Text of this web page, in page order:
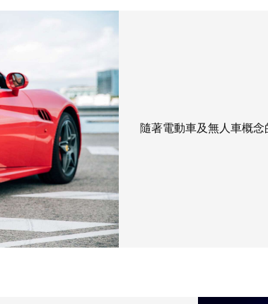
隨著電動車及無人車概念